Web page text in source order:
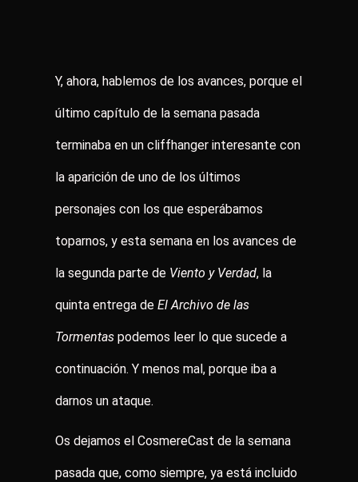
Y, ahora, hablemos de los avances, porque el
último capítulo de la semana pasada
terminaba en un cliffhanger interesante con
la aparición de uno de los últimos
personajes con los que esperábamos
toparnos, y esta semana en los avances de
la segunda parte de Viento y Verdad, la
quinta entrega de El Archivo de las
Tormentas podemos leer lo que sucede a
continuación. Y menos mal, porque iba a
darnos un ataque.
Os dejamos el CosmereCast de la semana
pasada que, como siempre, ya está incluido